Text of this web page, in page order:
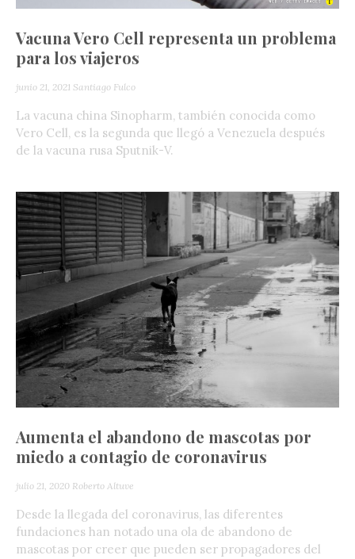
Vacuna Vero Cell representa un problema
para los viajeros
junio 21, 2021 Santiago Fulco
La vacuna china Sinopharm, también conocida como
Vero Cell, es la segunda que llegó a Venezuela después
de la vacuna rusa Sputnik-V.
Aumenta el abandono de mascotas por
miedo a contagio de coronavirus
julio 21, 2020 Roberto Altuve
Desde la llegada del coronavirus, las diferentes
fundaciones han notado una ola de abandono de
mascotas por creer que pueden ser propagadores del